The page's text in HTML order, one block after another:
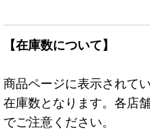
【在庫数について】
商品ページに表示されて
在庫数となります。各店
でご注意ください。